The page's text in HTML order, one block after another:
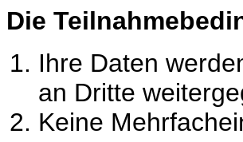
Die
Ihre Daten
an Dritte
Keine